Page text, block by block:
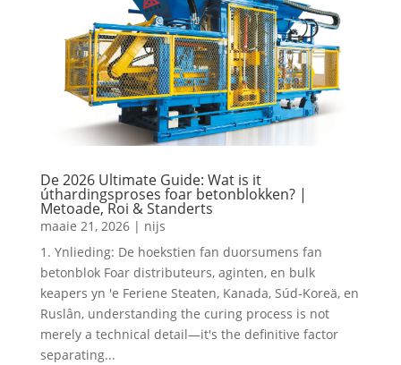
De 2026 Ultimate Guide: Wat is it
úthardingsproses foar betonblokken? |
Metoade, Roi & Standerts
maaie 21, 2026| nijs
1. Ynlieding: De hoekstien fan duorsumens fan
betonblok Foar distributeurs, aginten, en bulk
keapers yn 'e Feriene Steaten, Kanada, Súd-Koreä, en
Ruslân, understanding the curing process is not
merely a technical detail—it's the definitive factor
separating...